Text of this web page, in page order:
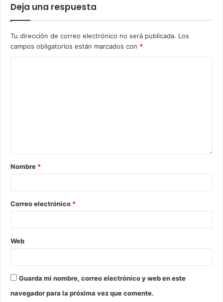
Deja una respuesta
Tu dirección de correo electrónico no será publicada. Los
campos obligatorios están marcados con *
Nombre *
Correo electrónico *
Web
Guarda mi nombre, correo electrónico y web en este
navegador para la próxima vez que comente.